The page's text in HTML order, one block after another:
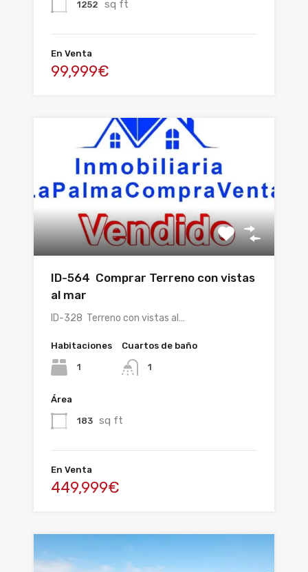
1252 sq ft
En Venta
99,999€
ID-564 Comprar Terreno con vistas
al mar
ID-328 Terreno con vistas al…
Habitaciones
1
Cuartos de baño
1
Área
183 sq ft
En Venta
449,999€